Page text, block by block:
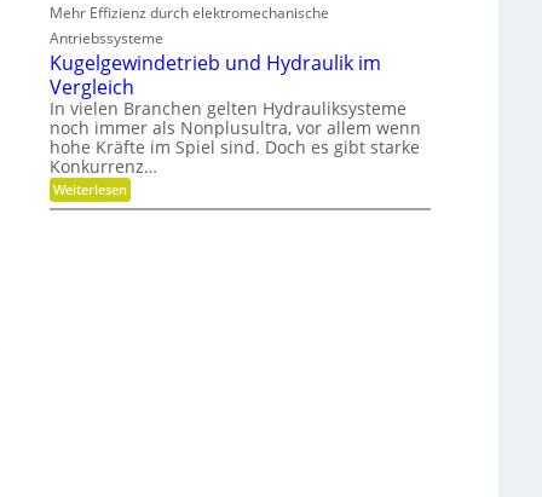
u
n
d
P
r
ä
z
i
s
i
o
n
h
r
l
e
x
i
b
i
l
i
t
Mehr Effizienz durch elektromechanische
Antriebssysteme
Kugelgewindetrieb und Hydraulik im
Vergleich
In vielen Branchen gelten Hydrauliksysteme
noch immer als Nonplusultra, vor allem wenn
hohe Kräfte im Spiel sind. Doch es gibt starke
Konkurrenz…
Weiterlesen:
K